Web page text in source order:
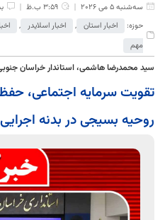
سه‌شنبه 5 می 2026
3:59 ب.ظ
حوزه:
اخبار استان , اخبار اسلایدر ,
مهم
سید محمدرضا هاشمی، استاندار خراسان
تقویت سرمایه اجتماعی،
روحیه بسیجی در بدنه